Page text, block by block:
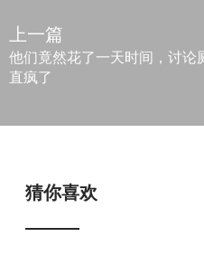
上一篇
他们竟然花了一天时间，讨论
直疯了
猜你喜欢